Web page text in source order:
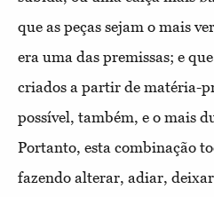
que as peças sejam o mais
era uma das premissas; e
criados a partir de matéria-
possível, também, e o mais
Portanto, esta combinação
fazendo alterar, adiar,